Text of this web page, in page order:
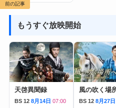
もうすぐ放映開始
天啓異聞録
BS 12 8月14日 07:00
風の吹く場
BS 12 8月27日
前の記事